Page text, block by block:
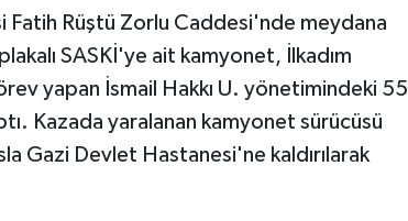
Fatih Rüştü Zorlu Caddesi'nde meydana
SASKİ'ye ait kamyonet, İlkadım
yapan İsmail Hakkı U. yönetimindeki 55
Kazada yaralanan kamyonet sürücüsü
Gazi Devlet Hastanesi'ne kaldırılarak